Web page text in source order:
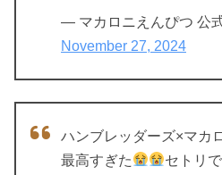
— マカロニえんぴつ 公
November 27, 2024
ハンブレッダーズ×マカ
最高すぎた
セトリ